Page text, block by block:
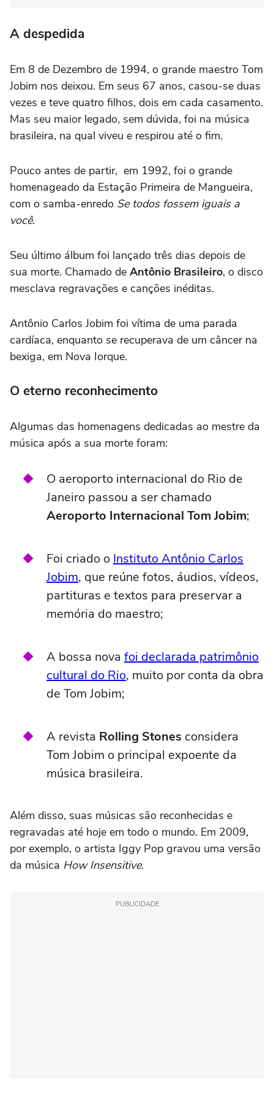
A despedida
Em 8 de Dezembro de 1994, o grande maestro Tom
Jobim nos deixou. Em seus 67 anos, casou-se duas
vezes e teve quatro filhos, dois em cada casamento.
Mas seu maior legado, sem dúvida, foi na música
brasileira, na qual viveu e respirou até o fim.
Pouco antes de partir, em 1992, foi o grande
homenageado da Estação Primeira de Mangueira,
com o samba-enredo Se todos fossem iguais a
você.
Seu último álbum foi lançado três dias depois de
sua morte. Chamado de Antônio Brasileiro, o disco
mesclava regravações e canções inéditas.
Antônio Carlos Jobim foi vítima de uma parada
cardíaca, enquanto se recuperava de um câncer na
bexiga, em Nova Iorque.
O eterno reconhecimento
Algumas das homenagens dedicadas ao mestre da
música após a sua morte foram:
O aeroporto internacional do Rio de
Janeiro passou a ser chamado
Aeroporto Internacional Tom Jobim;
Foi criado o Instituto Antônio Carlos
Jobim, que reúne fotos, áudios, vídeos,
partituras e textos para preservar a
memória do maestro;
A bossa nova foi declarada patrimônio
cultural do Rio, muito por conta da obra
de Tom Jobim;
A revista Rolling Stones considera
Tom Jobim o principal expoente da
música brasileira.
Além disso, suas músicas são reconhecidas e
regravadas até hoje em todo o mundo. Em 2009,
por exemplo, o artista Iggy Pop gravou uma versão
da música How Insensitive.
PUBLICIDADE